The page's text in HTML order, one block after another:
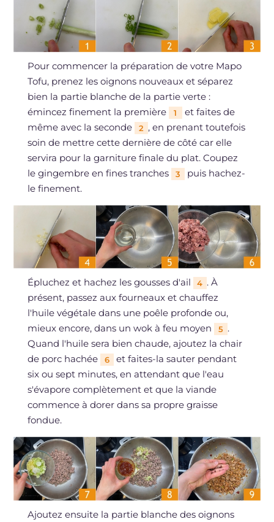
Pour commencer la préparation de votre Mapo
Tofu, prenez les oignons nouveaux et séparez
bien la partie blanche de la partie verte :
émincez finement la première
1
et faites de
même avec la seconde
2 , en prenant toutefois
soin de mettre cette dernière de côté car elle
servira pour la garniture finale du plat. Coupez
le gingembre en fines tranches
3
puis hachez-
le finement.
Épluchez et hachez les gousses d'ail 4 . À
présent, passez aux fourneaux et chauffez
l'huile végétale dans une poêle profonde ou,
mieux encore, dans un wok à feu moyen
5 .
Quand l'huile sera bien chaude, ajoutez la chair
de porc hachée
6
et faites-la sauter pendant
six ou sept minutes, en attendant que l'eau
s'évapore complètement et que la viande
commence à dorer dans sa propre graisse
fondue.
Ajoutez ensuite la partie blanche des oignons